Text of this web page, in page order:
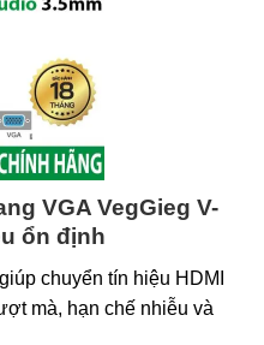
VGA VegGieg V-
ổn định
chuyển tín hiệu HDMI
mà, hạn chế nhiễu và